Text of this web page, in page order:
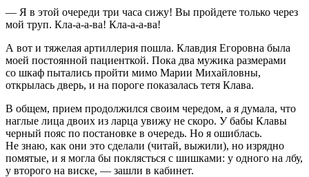
— Я в этой очереди три часа сижу! Вы пройдете только через
мой труп. Кла-а-а-ва! Кла-а-а-ва!
А вот и тяжелая артиллерия пошла. Клавдия Егоровна была
моей постоянной пациенткой. Пока два мужика размерами
со шкаф пытались пройти мимо Марии Михайловны,
открылась дверь, и на пороге показалась тетя Клава.
В общем, прием продолжился своим чередом, а я думала, что
наглые лица двоих из ларца увижу не скоро. У бабы Клавы
черный пояс по постановке в очередь. Но я ошиблась.
Не знаю, как они это сделали (читай, выжили), но изрядно
помятые, и я могла бы поклясться с шишками: у одного на лбу,
у второго на виске, — зашли в кабинет.